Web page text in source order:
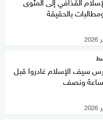
بالحقيقة
سيف الإسلام غادروا قبل
بساعة ونصف